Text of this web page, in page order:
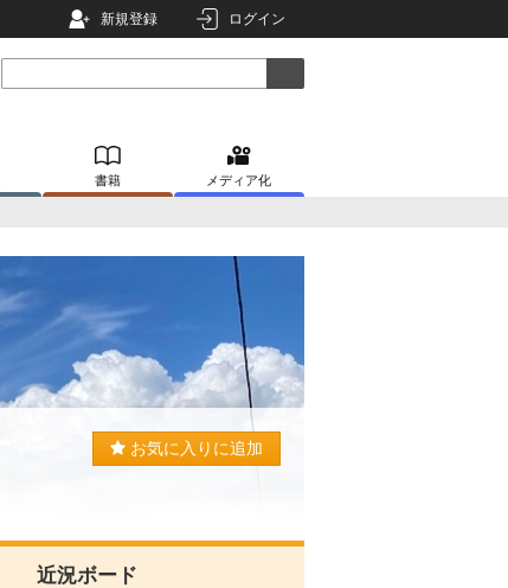
新規登録 ログイン
書籍 メディア化
お気に入りに追加
近況ボード